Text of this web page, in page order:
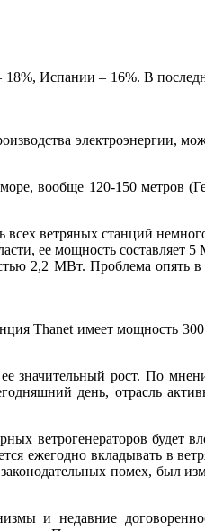
Испании – 16%. В
электроэнергии,
вообще 120-150 метров
всех ветряных станций
ее мощность составляет
2,2 МВт. Проблема опять в
Thanet имеет мощность
значительный рост. По
день, отрасль
ветрогенераторов будет
ежегодно вкладывать в
помех, был
и недавние